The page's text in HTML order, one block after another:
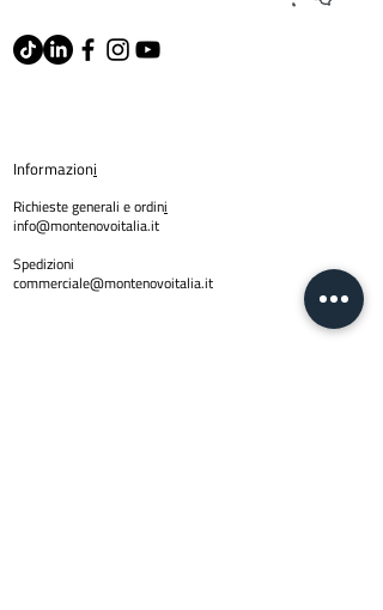
Informazioni
Richieste generali e ordini
info@montenovoitalia.it
Spedizioni
commerciale@montenovoitalia.it